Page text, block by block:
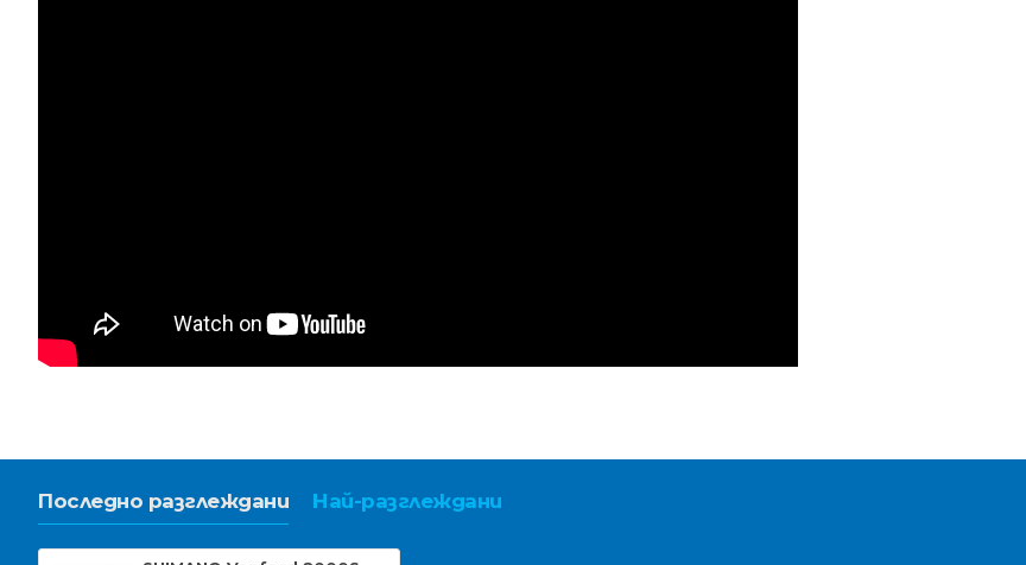
Последно разглеждани Най-разглеждани